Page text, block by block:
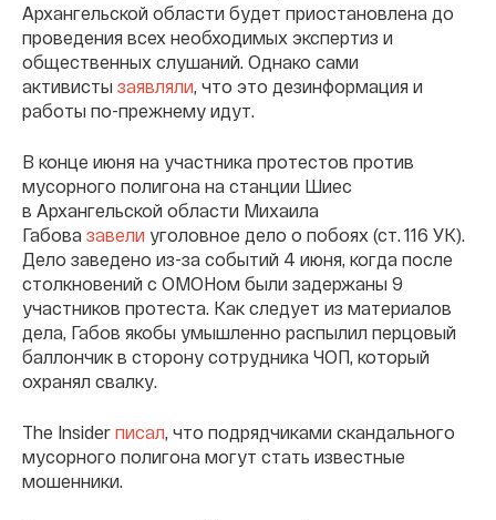
Архангельской области будет приостановлена до
проведения всех необходимых экспертиз и
общественных слушаний. Однако сами
активисты заявляли, что это дезинформация и
работы по-прежнему идут.
В конце июня на участника протестов против
мусорного полигона на станции Шиес
в Архангельской области Михаила
Габова завели уголовное дело о побоях (ст. 116 УК).
Дело заведено из-за событий 4 июня, когда после
столкновений с ОМОНом были задержаны 9
участников протеста. Как следует из материалов
дела, Габов якобы умышленно распылил перцовый
баллончик в сторону сотрудника ЧОП, который
охранял свалку.
The Insider писал, что подрядчиками скандального
мусорного полигона могут стать известные
мошенники.